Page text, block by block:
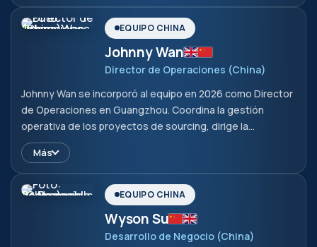
Marketing y Servicios de Apoyo Relacionados en la South
China University of Technology en 2004, obteniendo el
grado de bachelor.
EQUIPO CHINA
Johnny Wan
Director de Operaciones (China)
Johnny Wan se incorporó al equipo en 2026 como Director
de Operaciones en Guangzhou. Coordina la gestión
operativa de los proyectos de sourcing, dirige la
comunicación con los proveedores chinos y supervisa el
seguimiento de los pedidos y los controles de calidad
sobre el terreno. De esta forma garantiza que los
proyectos entre Alemania y China se ejecuten de manera
Más
EQUIPO CHINA
Wyson Su
Desarrollo de Negocio (China)